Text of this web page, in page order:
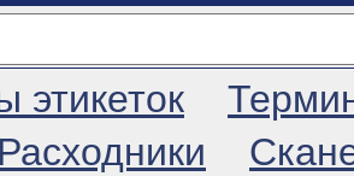
этикеток
Расходники